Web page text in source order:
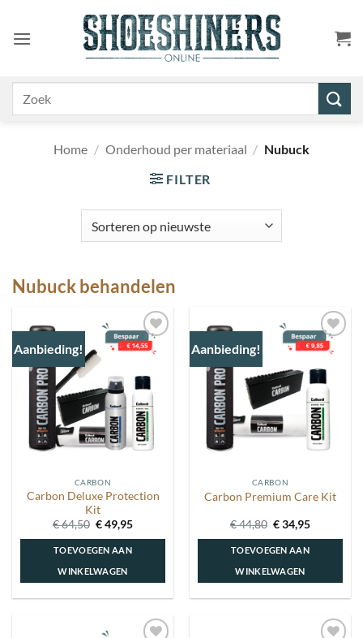
naar
inhoud
Home / Onderhoud per materiaal / Nubuck
FILTER
Nubuck behandelen
Aanbieding!
Toevoegen
CARBON
Carbon Deluxe Protection
Kit
€64,50 Oorspronkelijke
prijs
was:
€ 64,50.
€49,95Huidige
TOEVOEGEN AAN
WINKELWAGEN
Aanbieding!
Toevoegen
wenslijst
CARBON
Carbon Premium Care Kit
€44,80 Oorspronkelijke
prijs
was:
€ 44,80.
€34,95Huidige
TOEVOEGEN AAN
WINKELWAGEN